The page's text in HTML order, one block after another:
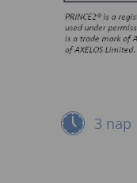
3 nap